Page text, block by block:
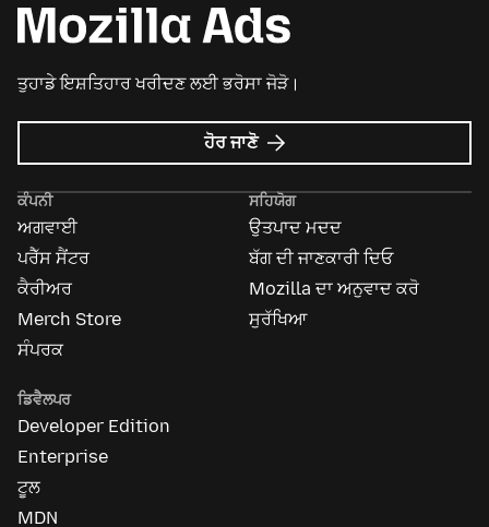
ਤੁਹਾਡੇ ਇਸ਼ਤਿਹਾਰ ਖਰੀਦਣ ਲਈ ਭਰੋਸਾ ਜੋੜੋ।
Mozilla
ਇਸ਼ਤਿਹਾਰ
ਹੋਰ ਜਾਣੋ
ਕੰਪਨੀ
ਅਗਵਾਈ
ਪਰੈੱਸ ਸੈਂਟਰ
ਕੈਰੀਅਰ
Merch Store
ਸੰਪਰਕ
ਸਹਿਯੋਗ
ਉਤਪਾਦ ਮਦਦ
ਬੱਗ ਦੀ ਜਾਣਕਾਰੀ ਦਿਓ
Mozilla ਦਾ ਅਨੁਵਾਦ ਕਰੋ
ਸੁਰੱਖਿਆ
ਡਿਵੈਲਪਰ
Developer Edition
Enterprise
ਟੂਲ
MDN